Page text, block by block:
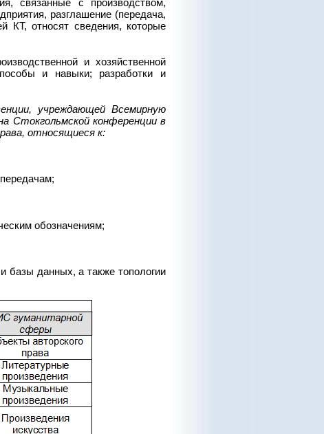
связанные с производством,
разглашение (передача,
КТ, относят сведения, которые
и хозяйственной
и навыки; разработки и
учреждающей Всемирную
Стокгольмской конференции в
относящиеся к:
обозначениям;
базы данных, а также топологии